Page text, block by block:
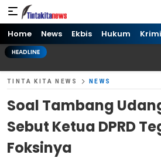
Tinta kita News
Informasi Terkini
Home News Ekbis Hukum
HEADLINE
TINTA KITA NEWS NEWS
Soal Tambang
Sebut Ketua DPRD
Foksinya